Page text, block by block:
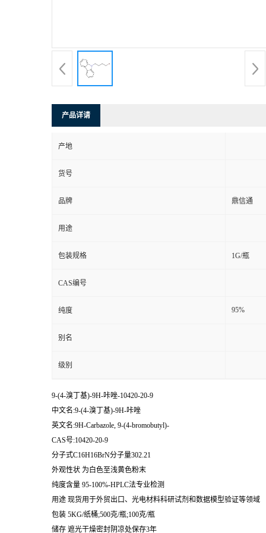
产品详请
产地
货号
品牌 鼎信通
用途
包装规格 1G/瓶
CAS编号
纯度 95%
别名
级别
9-(4-溴丁基)-9H-咔唑-10420-20-9
中文名:9-(4-溴丁基)-9H-咔唑
英文名:9H-Carbazole, 9-(4-bromobutyl)-
CAS号:10420-20-9
分子式C16H16BrN分子量302.21
外观性状 为白色至浅黄色粉末
纯度含量 95-100%-HPLC法专业检测
用途 现货用于外贸出口、光电材料科研试剂和数据模型验证等领域
包装 5KG/纸桶;500克/瓶;100克/瓶
储存 遮光干燥密封阴凉处保存3年